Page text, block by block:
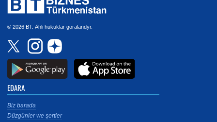
© 2026 BT. Ähli hukuklar goralandyr.
EDARA
Biz barada
Düzgünler we şertler